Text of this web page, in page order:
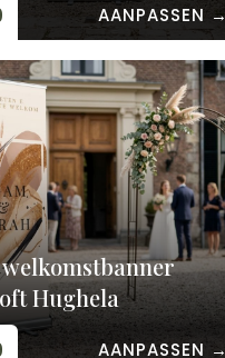
AANPASSEN →
Hughela
AANPASSEN →